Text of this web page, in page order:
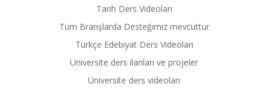
Tarih Ders Videoları
Tüm Branşlarda Desteğimiz mevcuttur
Türkçe Edebiyat Ders Videoları
Üniversite ders ilanları ve projeler
Üniversite ders videoları